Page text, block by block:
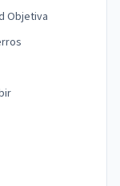
Objetiva